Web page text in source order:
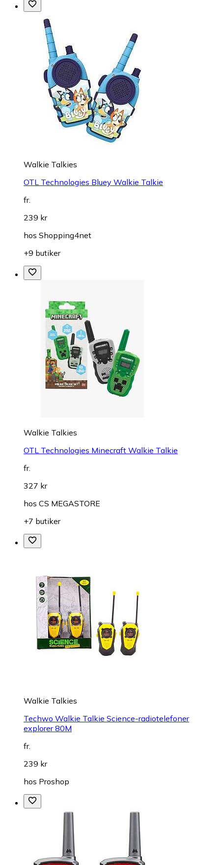
Walkie Talkies
OTL Technologies Bluey Walkie Talkie
fr.
239 kr
hos Shopping4net
+9 butiker
Walkie Talkies
OTL Technologies Minecraft Walkie Talkie
fr.
327 kr
hos CS MEGASTORE
+7 butiker
Walkie Talkies
Techwo Walkie Talkie Science-radiotelefoner
explorer 80M
fr.
239 kr
hos Proshop